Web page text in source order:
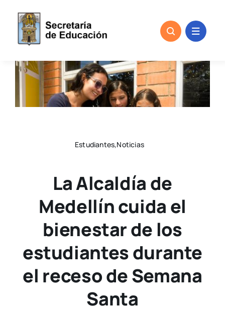
content
Estudiantes,Noticias
La Alcaldía de
Medellín cuida el
bienestar de los
estudiantes durante
el receso de Semana
Santa